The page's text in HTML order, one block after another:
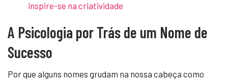
inspire-se na criatividade
A Psicologia por Trás de um Nome de
Sucesso
Por que alguns nomes grudam na nossa cabeça como